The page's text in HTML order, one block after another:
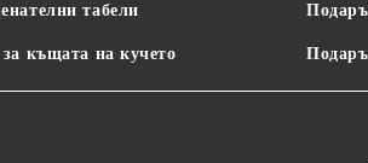
табели
къщата на кучето